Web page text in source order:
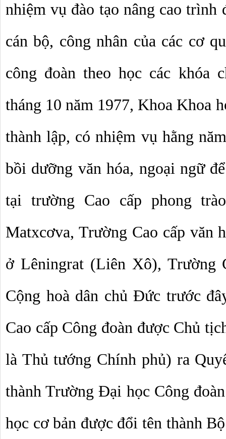
nhiệm vụ đào tạo nâng cao trình
cán bộ, công nhân của các cơ
công đoàn theo học các khóa
tháng 10 năm 1977, Khoa Khoa
thành lập, có nhiệm vụ hằng
bồi dưỡng văn hóa, ngoại ngữ
tại trường Cao cấp phong
Matxcơva, Trường Cao cấp văn
ở Lêningrat (Liên Xô), Trường
Cộng hoà dân chủ Đức trước
Cao cấp Công đoàn được Chủ
là Thủ tướng Chính phủ) ra
thành Trường Đại học Công
học cơ bản được đổi tên thành